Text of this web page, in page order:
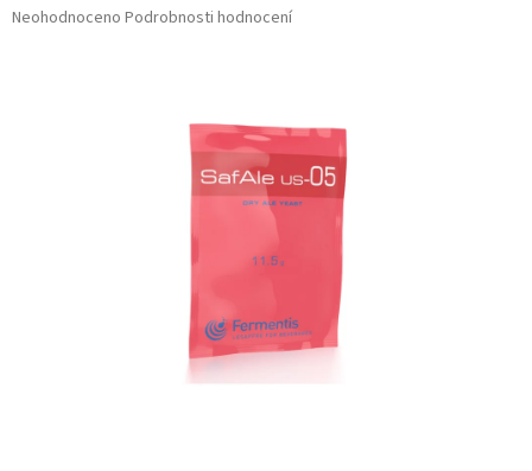
Průměrné
Neohodnoceno Podrobnosti hodnocení